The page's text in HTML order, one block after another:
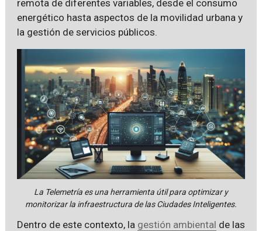
remota de diferentes variables, desde el consumo
energético hasta aspectos de la movilidad urbana y
la gestión de servicios públicos.
La Telemetría es una herramienta útil para optimizar y
monitorizar la infraestructura de las Ciudades Inteligentes.
Dentro de este contexto, la gestión ambiental de las